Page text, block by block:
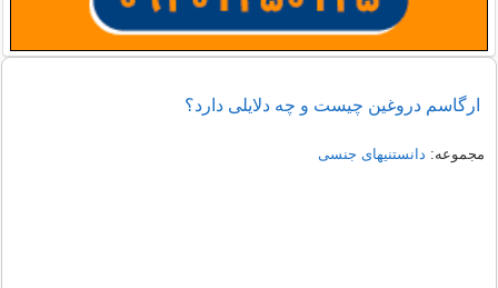
ارگاسم دروغین چیست و چه دلایلی دارد؟
مجموعه: دانستنیهای جنسی